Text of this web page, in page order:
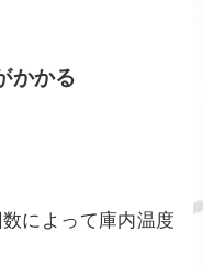
かかる
によって庫内温度